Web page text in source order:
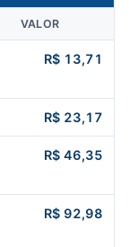
VALOR
R$ 13,71
R$ 23,17
R$ 46,35
R$ 92,98